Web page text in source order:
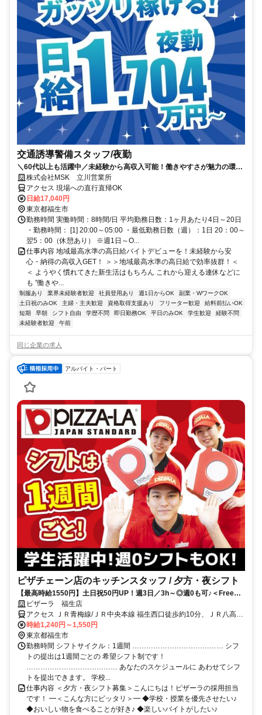
交通誘導警備スタッフ/夜勤
＼60代以上も活躍中／未経験から高収入可能！働きやすさが魅力の環境
で警備員デビューをしませんか！【月収34万円以上可能！日払いも
OK！】勤務3日前迄シフト申請が可能です！週1日～・短期もOK！あな
たのライフスタイルに合わせてお仕事しませんか！未経験者大歓迎！年
代幅広く活躍しています。
株式会社MSK 立川営業所
アクセス 現場への直行直帰OK
日給17,040円
東京都福生市
勤務時間 実働時間：8時間/日 平均勤務日数：1ヶ月あたり4日～20日
・勤務時間： [1] 20:00～05:00 ・最低勤務日数（週）：1日 20：00～
翌5：00（休憩あり） ※週1日～O...
仕事内容 地域最高水準の高日給バイトデビューを！未経験から安
心・納得の高収入GET！ ＞＞地域最高水準の高日給で効率抜群！＜
＜ ようやく慣れてきた新生活はもちろん これから迎える連休などに
も ”働きや...
制服あり 業界未経験者歓迎 社員登用あり 週1日からOK
副業・WワークOK
土日祝のみOK
主婦・主夫歓迎 資格取得支援あり フリーター歓迎
給料前払いOK
短期
早朝 シフト自由 学歴不問 即日勤務OK 平日のみOK 学生歓迎
経験不問
未経験者歓迎
午前
同じ企業の求人
アルバイト・パート
ピザチェーン店のキッチンスタッフ / 夕方・夜シフト
【最高時給1550円】土日祝50円UP！週3日／3h～◎週0も可♪＜Free
Wi-Fi有＞
ピザーラ 福生店
アクセス ＪＲ青梅線/ＪＲ中央本線 福生西口徒歩約10分、ＪＲ八高線
東福生西口徒歩約19分、ＪＲ青梅線 羽村西口徒歩約20分
時給1,240円～1,550円
東京都福生市
勤務時間 シフトサイクル：1週間 ………………………………… シフ
トの提出は1週間ごとの 希望シフト制です！
………………………………… あなたのスケジュールに あわせてシフ
トを提出できます。 学校...
仕事内容 ＜夕方・夜シフト募集＞こんにちは！ピザーラの採用担当
です！ ━＜こんな方にピッタリ＞━ ◆学校・授業を優先させたい♪
◆おいしい物を食べることが好き♪ ◆楽しいバイトがしたい♪